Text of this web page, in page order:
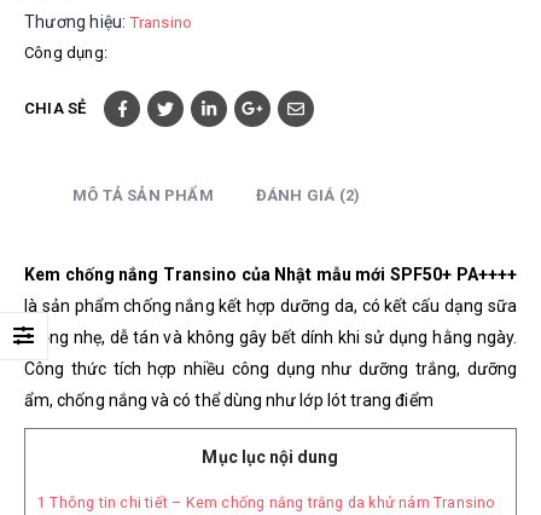
Thương hiệu: Transino
Công dụng:
CHIA SẺ
MÔ TẢ SẢN PHẨM ĐÁNH GIÁ (2)
Kem chống nắng Transino của Nhật mẫu mới SPF50+ PA++++
là sản phẩm chống nắng kết hợp dưỡng da, có kết cấu dạng sữa
mỏng nhẹ, dễ tán và không gây bết dính khi sử dụng hằng ngày.
Công thức tích hợp nhiều công dụng như dưỡng trắng, dưỡng
ẩm, chống nắng và có thể dùng như lớp lót trang điểm
Mục lục nội dung
1 Thông tin chi tiết – Kem chống nắng trắng da khử nám Transino